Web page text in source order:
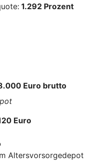
1.292 Prozent
Euro brutto
Euro
Altersvorsorgedepot